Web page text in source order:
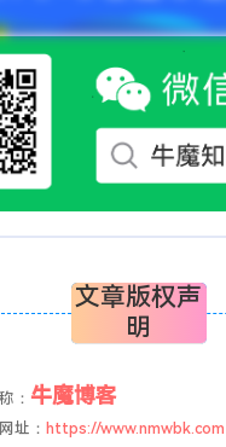
文章版权声
明
： 牛魔博客
址： https://www.nmwbk.com